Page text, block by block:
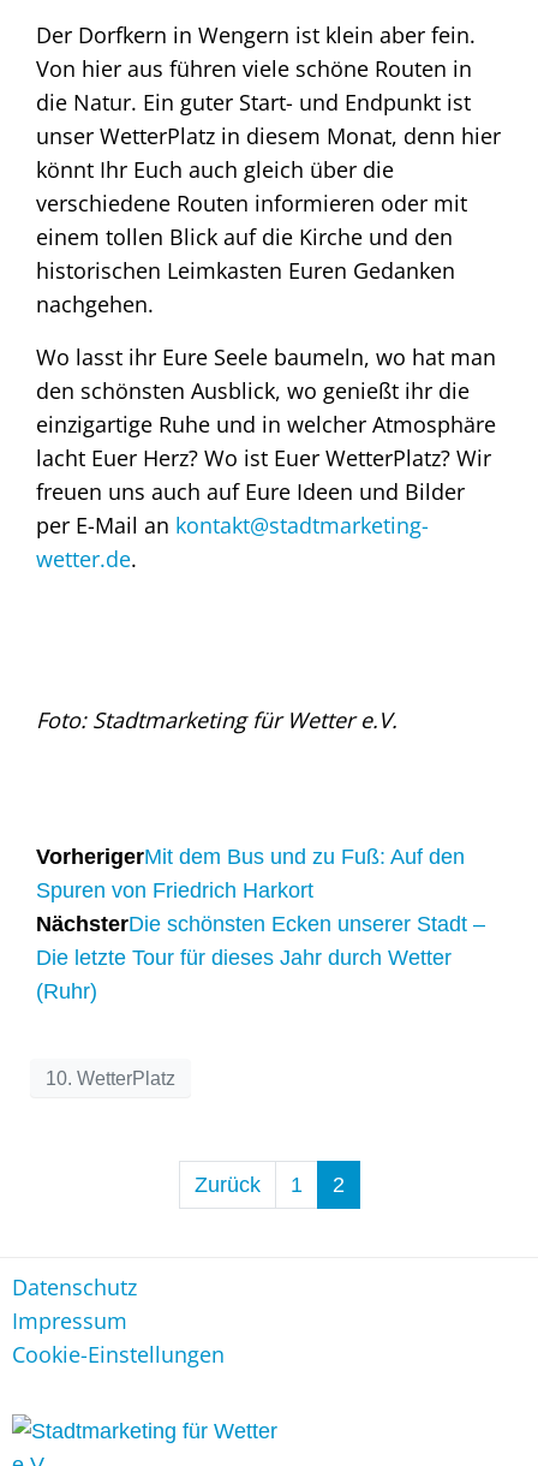
Der Dorfkern in Wengern ist klein aber fein.
Von hier aus führen viele schöne Routen in
die Natur. Ein guter Start- und Endpunkt ist
unser WetterPlatz in diesem Monat, denn hier
könnt Ihr Euch auch gleich über die
verschiedene Routen informieren oder mit
einem tollen Blick auf die Kirche und den
historischen Leimkasten Euren Gedanken
nachgehen.
Wo lasst ihr Eure Seele baumeln, wo hat man
den schönsten Ausblick, wo genießt ihr die
einzigartige Ruhe und in welcher Atmosphäre
lacht Euer Herz? Wo ist Euer WetterPlatz? Wir
freuen uns auch auf Eure Ideen und Bilder
per E-Mail an kontakt@stadtmarketing-
wetter.de.
Foto: Stadtmarketing für Wetter e.V.
VorherigerMit dem Bus und zu Fuß: Auf den
Spuren von Friedrich Harkort
NächsterDie schönsten Ecken unserer Stadt –
Die letzte Tour für dieses Jahr durch Wetter
(Ruhr)
10. WetterPlatz
Zurück 1 2
Datenschutz
Impressum
Cookie-Einstellungen